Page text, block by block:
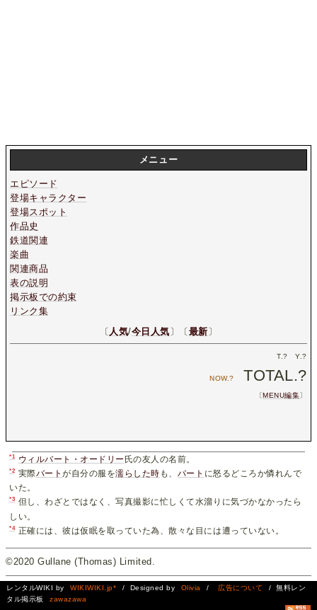
メニュー
エピソード
登場キャラクター
登場スポット
作品史
鉄道関連
楽曲
関連商品
表の説明
掲示板での約束
リンク集
〔 人気/今日人気〕〔最新〕
T.? Y.?
NOW.? TOTAL.?
〔MENU編集〕
*1 ウィルバート・オードリー 氏の友人の名前。
*2 実際バートが自分の服を濡らした時 も、 バート に怒るどころか憐れんで
いた。
*3 但し、わざとではなく、写真撮影に忙しくて水溜りに気づかなかったら
しい。
*4 正確には、彼は仮眠を取っていた為、散々な目には遭っていない。
©2020 Gullane (Thomas) Limited.
レンタルWIKI by WIKIWIKI.jp* / Designed by Olivia / 広告について
/ 無料レン
タル掲示板
zawazawa